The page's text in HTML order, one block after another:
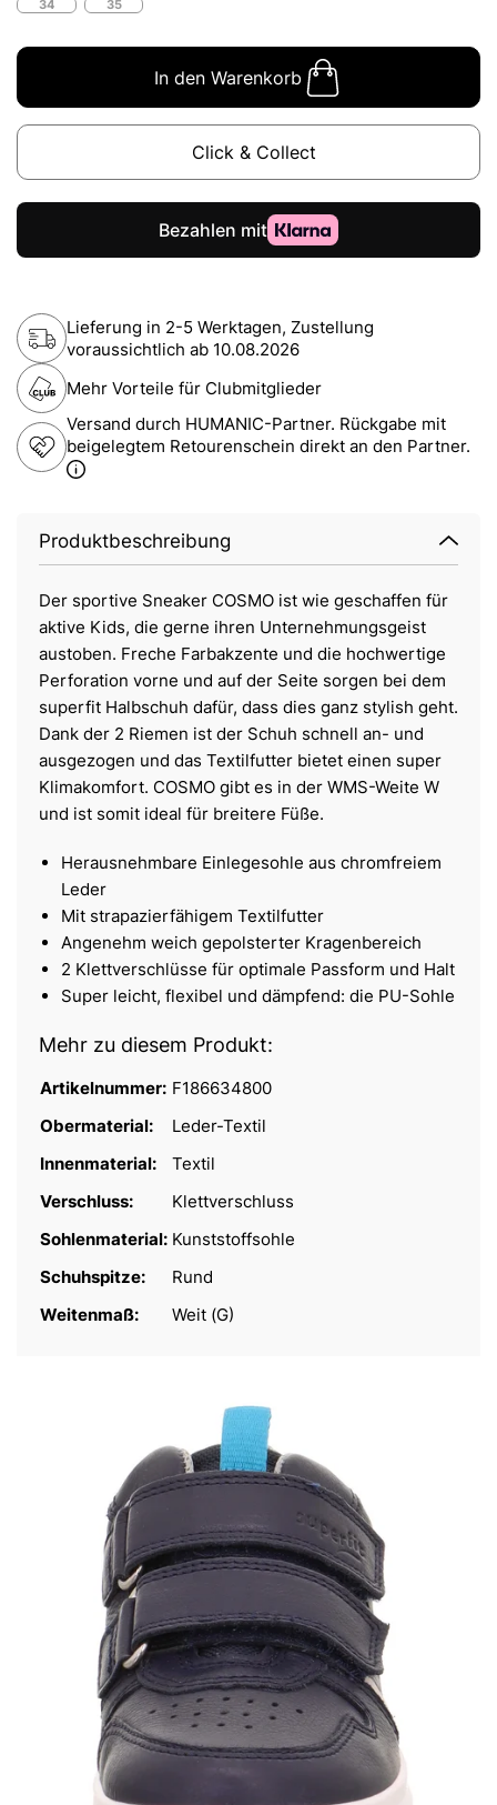
34
35
In den Warenkorb
Click & Collect
Lieferung in 2-5 Werktagen, Zustellung
voraussichtlich ab 10.08.2026
Mehr Vorteile für Clubmitglieder
Versand durch HUMANIC-Partner. Rückgabe mit
beigelegtem Retourenschein direkt an den Partner.
Produktbeschreibung
Der sportive Sneaker COSMO ist wie geschaffen für
aktive Kids, die gerne ihren Unternehmungsgeist
austoben. Freche Farbakzente und die hochwertige
Perforation vorne und auf der Seite sorgen bei dem
superfit Halbschuh dafür, dass dies ganz stylish geht.
Dank der 2 Riemen ist der Schuh schnell an- und
ausgezogen und das Textilfutter bietet einen super
Klimakomfort. COSMO gibt es in der WMS-Weite W
und ist somit ideal für breitere Füße.
Herausnehmbare Einlegesohle aus chromfreiem
Leder
Mit strapazierfähigem Textilfutter
Angenehm weich gepolsterter Kragenbereich
2 Klettverschlüsse für optimale Passform und Halt
Super leicht, flexibel und dämpfend: die PU-Sohle
Mehr zu diesem Produkt:
Artikelnummer: F186634800
Obermaterial:
Leder-Textil
Innenmaterial:
Textil
Verschluss:
Klettverschluss
Sohlenmaterial: Kunststoffsohle
Schuhspitze:
Rund
Weitenmaß:
Weit (G)